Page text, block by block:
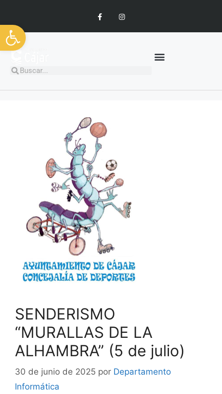
Abrir barra de herramientas
SENDERISMO
“MURALLAS DE LA
ALHAMBRA” (5 de julio)
30 de junio de 2025 por Departamento
Informática